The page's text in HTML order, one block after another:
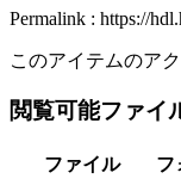
Permalink : https://
このアイテムのア
閲覧可能ファイ
ファイル フ